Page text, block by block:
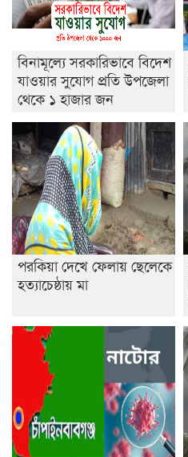
বিনামূল্যে সরকারিভাবে বিদেশ
যাওয়ার সুযোগ প্রতি উপজেলা
থেকে ১ হাজার জন
পরকিয়া দেখে ফেলায় ছেলেকে
হত্যাচেষ্ঠায় মা